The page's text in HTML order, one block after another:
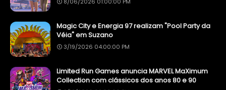
8/06/2026 01:00:00 PM
Magic City e Energia 97 realizam "Pool Party da
Véia" em Suzano
3/19/2026 04:00:00 PM
Limited Run Games anuncia MARVEL MaXimum
Collection com clássicos dos anos 80 e 90